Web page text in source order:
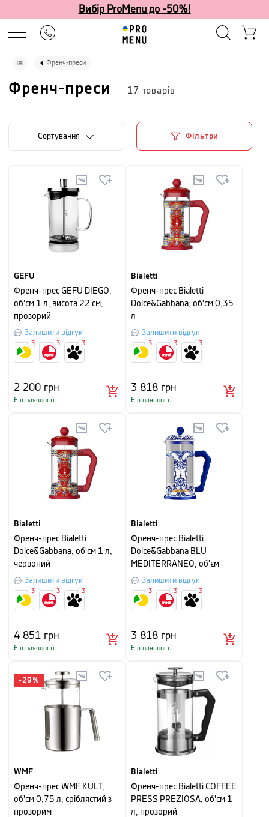
Вибір ProMenu до -50%!
Френч-преси
Френч-преси 17 товарів
Сортування Фільтри
GEFU
Френч-прес GEFU DIEGO,
об'єм 1 л, висота 22 см,
прозорий
Залишити відгук
2 200 грн
Є в наявності
3 3 3
Bialetti
Френч-прес Bialetti
Dolce&Gabbana, об'єм 0,35
л
Залишити відгук
3 818 грн
Є в наявності
3 3 3
Bialetti
Френч-прес Bialetti
Dolce&Gabbana, об'єм 1 л,
червоний
Залишити відгук
4 851 грн
Є в наявності
3 3 3
Bialetti
Френч-прес Bialetti
Dolce&Gabbana BLU
MEDITERRANEO, об'єм
0,35 л
Залишити відгук
3 818 грн
Є в наявності
3 3 3
-29 %
WMF
Френч-прес WMF KULT,
об'єм 0,75 л, сріблястий з
прозорим
Bialetti
Френч-прес Bialetti COFFEE
PRESS PREZIOSA, об'єм 1
л, прозорий